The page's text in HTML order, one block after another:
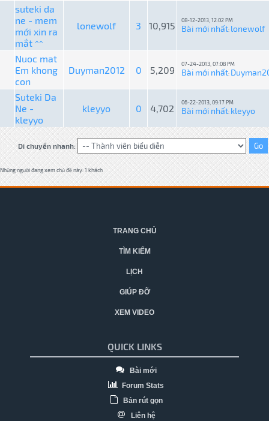
suteki da
ne - mem
mới xin ra
mắt ^^
lonewolf 3 10,915 08-12-2013, 12:02 PM
Bài mới nhất: lonewolf
Nuoc mat
Em khong
con
Duyman2012 0 5,209
07-24-2013, 07:08 PM
Bài mới nhất:
Suteki Da
Ne -
kleyyo
kleyyo 0 4,702
06-22-2013, 09:17 PM
Bài mới nhất: kleyyo
Di chuyển nhanh:
Những người đang xem chủ đề này: 1 khách
TRANG CHỦ
TÌM KIẾM
LỊCH
GIÚP ĐỠ
XEM VIDEO
QUICK LINKS
Bài mới
Forum Stats
Bản rút gọn
Liên hệ